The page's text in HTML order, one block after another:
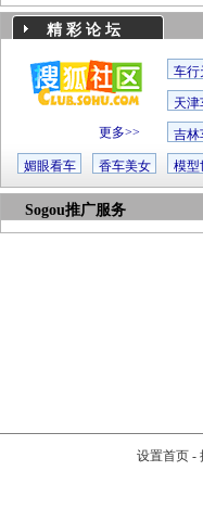
精 彩 论 坛
更多>>
车行
天津
吉林
媚眼看车 香车美女 模型
Sogou推广服务
设置首页-